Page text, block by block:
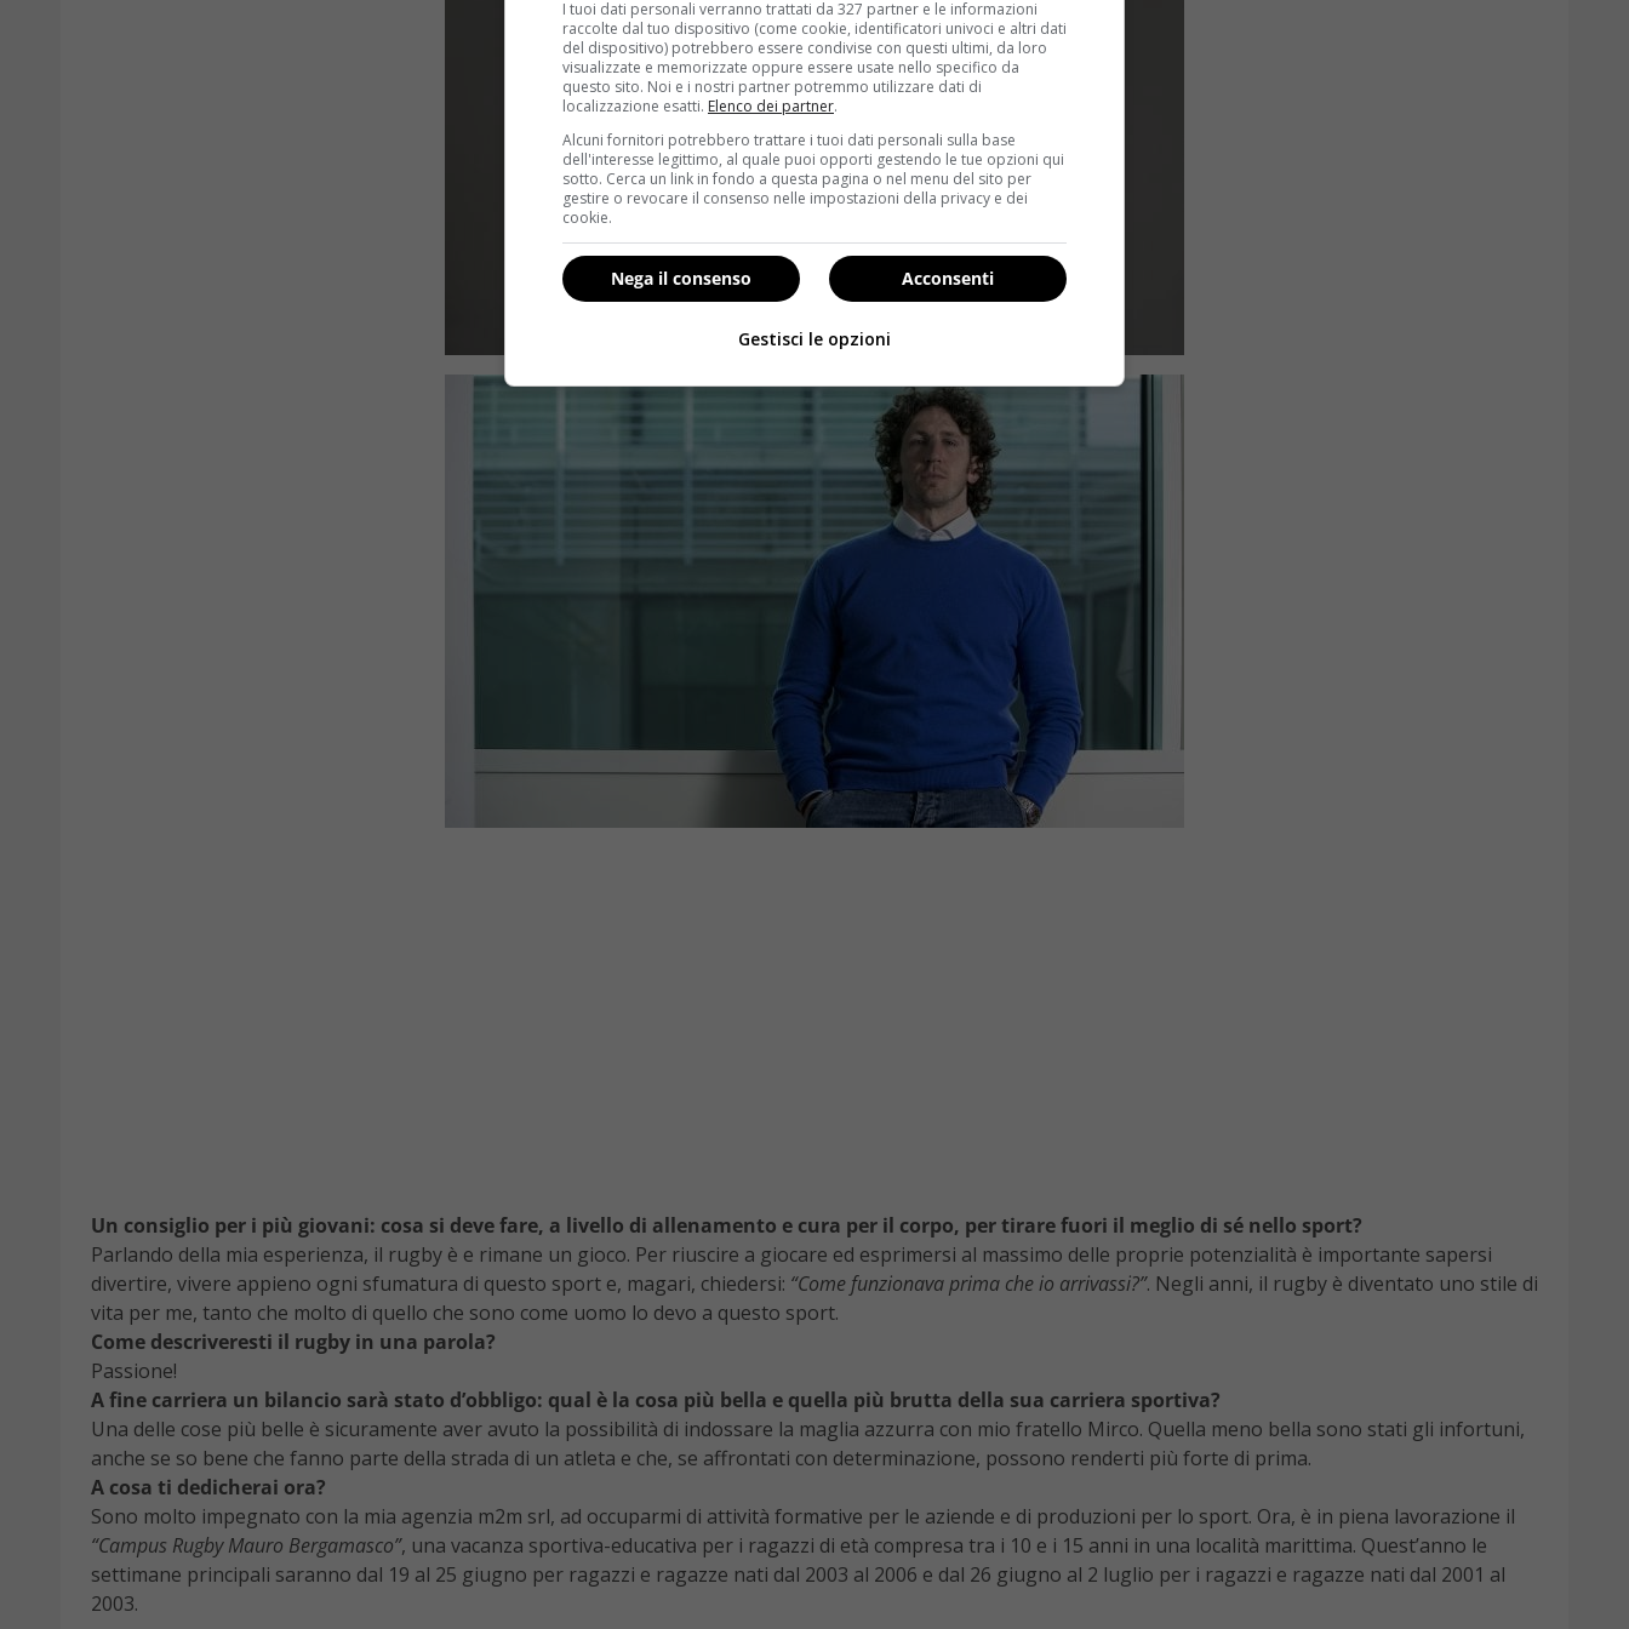
Un consiglio per i più giovani: cosa si deve fare, a livello di allenamento e cura per il corpo, per tirare fuori il meglio di sé nello sport?
Parlando della mia esperienza, il rugby è e rimane un gioco. Per riuscire a giocare ed esprimersi al massimo delle proprie potenzialità è importante sapersi
divertire, vivere appieno ogni sfumatura di questo sport e, magari, chiedersi: “Come funzionava prima che io arrivassi?”. Negli anni, il rugby è diventato uno stile di
vita per me, tanto che molto di quello che sono come uomo lo devo a questo sport.
Come descriveresti il rugby in una parola?
Passione!
A fine carriera un bilancio sarà stato d’obbligo: qual è la cosa più bella e quella più brutta della sua carriera sportiva?
Una delle cose più belle è sicuramente aver avuto la possibilità di indossare la maglia azzurra con mio fratello Mirco. Quella meno bella sono stati gli infortuni,
anche se so bene che fanno parte della strada di un atleta e che, se affrontati con determinazione, possono renderti più forte di prima.
A cosa ti dedicherai ora?
Sono molto impegnato con la mia agenzia m2m srl, ad occuparmi di attività formative per le aziende e di produzioni per lo sport. Ora, è in piena lavorazione il
“Campus Rugby Mauro Bergamasco”, una vacanza sportiva-educativa per i ragazzi di età compresa tra i 10 e i 15 anni in una località marittima. Quest’anno le
settimane principali saranno dal 19 al 25 giugno per ragazzi e ragazze nati dal 2003 al 2006 e dal 26 giugno al 2 luglio per i ragazzi e ragazze nati dal 2001 al
2003.
I tuoi dati personali verranno trattati da 327 partner e le informazioni
raccolte dal tuo dispositivo (come cookie, identificatori univoci e altri dati
del dispositivo) potrebbero essere condivise con questi ultimi, da loro
visualizzate e memorizzate oppure essere usate nello specifico da
questo sito. Noi e i nostri partner potremmo utilizzare dati di
localizzazione esatti. Elenco dei partner.
Alcuni fornitori potrebbero trattare i tuoi dati personali sulla base
dell'interesse legittimo, al quale puoi opporti gestendo le tue opzioni qui
sotto. Cerca un link in fondo a questa pagina o nel menu del sito per
gestire o revocare il consenso nelle impostazioni della privacy e dei
cookie.
Acconsenti
Nega il consenso
Gestisci le opzioni